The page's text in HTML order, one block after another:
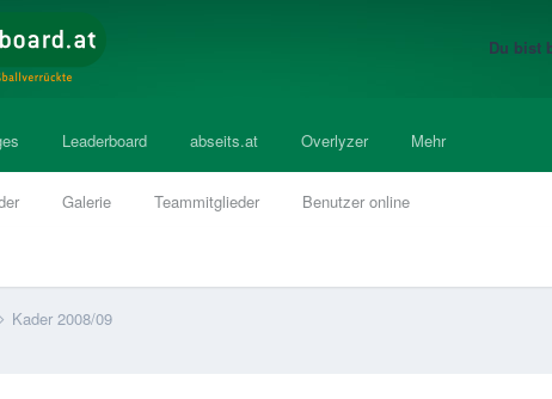
Du bist
Galerie Teammitglieder Benutzer online
Leaderboard abseits.at Overlyzer Mehr
Kader 2008/09